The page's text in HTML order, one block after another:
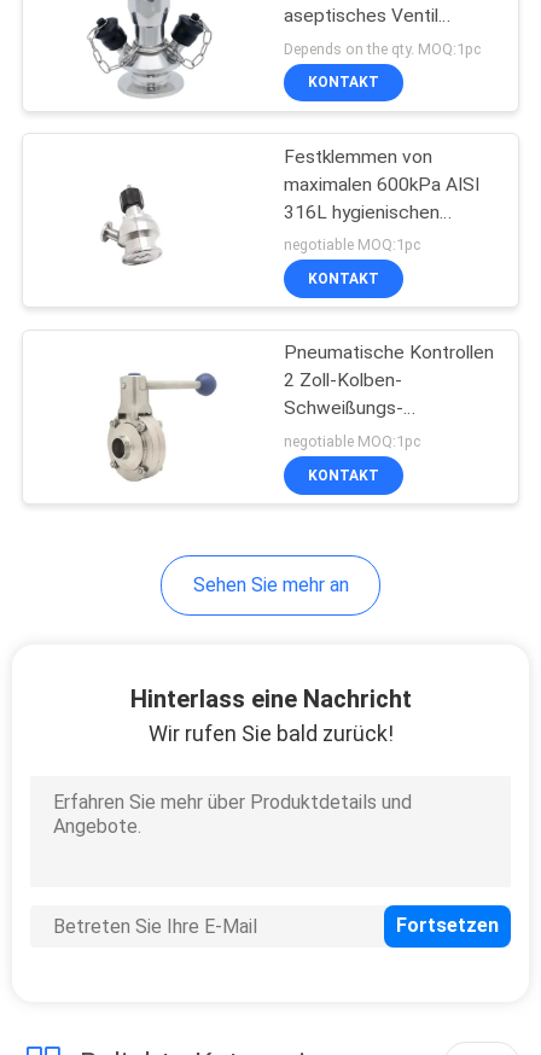
Kälteerzeugendes
Kugelventil
Elastischer
Sitzschieber
Dichtschott-
aseptisches Ventil
TP316L Beispiel
Depends on the qty. MOQ:1pc
KONTAKT
Festklemmen von
maximalen 600kPa AISI
316L hygienischen
Beispielventilen der
Verbindungs-
negotiable MOQ:1pc
KONTAKT
Pneumatische Kontrollen
2 Zoll-Kolben-
Schweißungs-
hygienisches
Drosselventil
negotiable MOQ:1pc
KONTAKT
Sehen Sie mehr an
Hinterlass eine Nachricht
Wir rufen Sie bald zurück!